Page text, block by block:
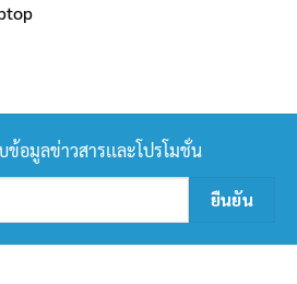
อมูลข่าวสารเเละโปรโมชั่น